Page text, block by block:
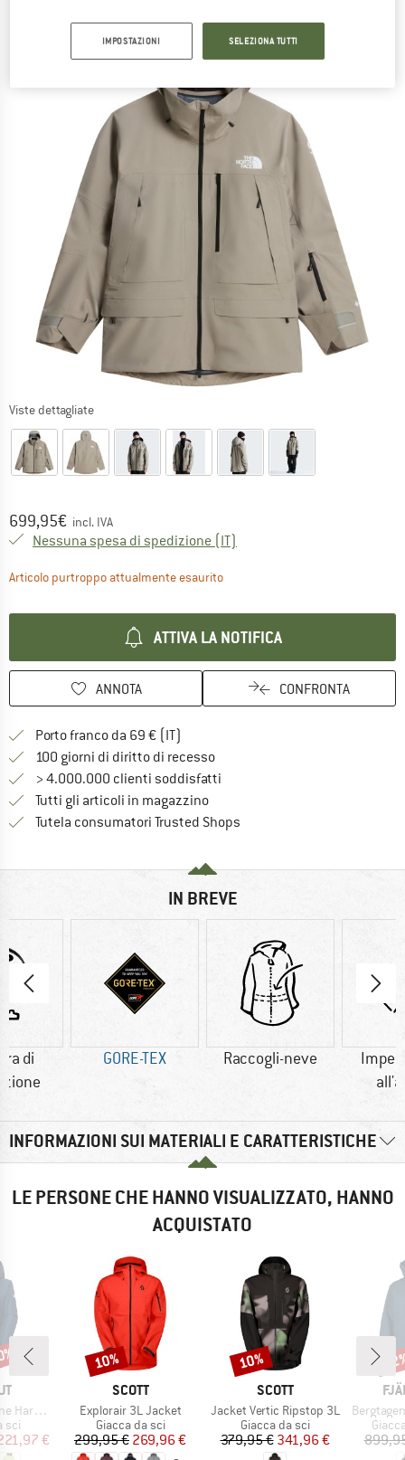
Viste dettagliate
Prezzo:
699,95€ incl. IVA
Nessuna spesa di spedizione (IT)
Articolo purtroppo attualmente esauritoIl link si apre in una casella
ATTIVA LA NOTIFICA
ANNOTA CONFRONTA
Porto franco da 69 € (IT)
100 giorni di diritto di recessoVai alla politica di recesso qui
> 4.000.000 clienti soddisfatti
Tutti gli articoli in magazzino
Tutela consumatori Trusted Shops
IN BREVE
di
GORE-TEX Raccogli-neve
INFORMAZIONI SUI MATERIALI E CARATTERISTICHE
LE PERSONE CHE HANNO VISUALIZZATO, HANNO
ACQUISTATO
Jacket
sci
ridotto
€
MARCHIO
SCOTT
Articolo
Explorair 3L Jacket
Gruppo di prodotti
Giacca da sci
Prezzo
299,95 €Prezzo ridotto
269,96 €
Sconto
10%
MARCHIO
SCOTT
Articolo
Jacket Vertic Ripstop 3L
Gruppo di prodotti
Giacca da sci
Prezzo
379,95 €Prezzo ridotto
341,96 €
Sconto
10%
Articolo
IMPOSTAZIONI SELEZIONA TUTTI